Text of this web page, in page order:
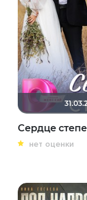
Сердце
нет оценки